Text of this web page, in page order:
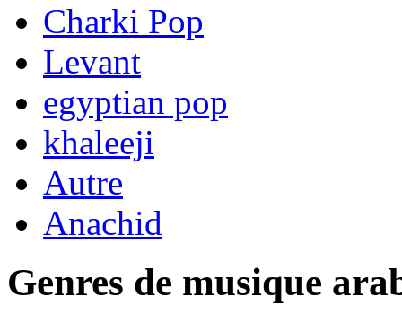
Charki Pop
Levant
egyptian pop
khaleeji
Autre
Anachid
Genres de musique